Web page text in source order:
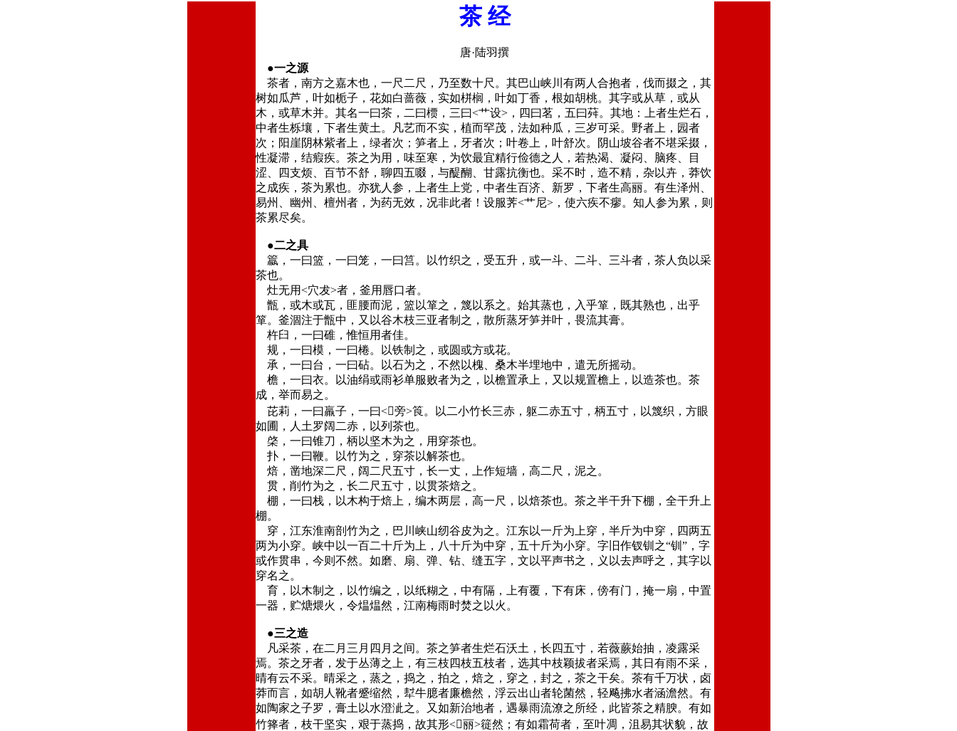
茶 经
唐·陆羽撰
●一之源
茶者，南方之嘉木也，一尺二尺，乃至数十尺。其巴山峡川有两人合抱者，伐而掇之，其
树如瓜芦，叶如栀子，花如白蔷薇，实如栟榈，叶如丁香，根如胡桃。其字或从草，或从
木，或草木并。其名一曰茶，二曰槚，三曰<艹设>，四曰茗，五曰荈。其地：上者生烂石，
中者生栎壤，下者生黄土。凡艺而不实，植而罕茂，法如种瓜，三岁可采。野者上，园者
次；阳崖阴林紫者上，绿者次；笋者上，牙者次；叶卷上，叶舒次。阴山坡谷者不堪采掇，
性凝滞，结瘕疾。茶之为用，味至寒，为饮最宜精行俭德之人，若热渴、凝闷、脑疼、目
涩、四支烦、百节不舒，聊四五啜，与醍醐、甘露抗衡也。采不时，造不精，杂以卉，莽饮
之成疾，茶为累也。亦犹人参，上者生上党，中者生百济、新罗，下者生高丽。有生泽州、
易州、幽州、檀州者，为药无效，况非此者！设服荠<艹尼>，使六疾不瘳。知人参为累，则
茶累尽矣。
●二之具
籝，一曰篮，一曰笼，一曰筥。以竹织之，受五升，或一斗、二斗、三斗者，茶人负以采
茶也。
灶无用<穴犮>者，釜用唇口者。
甑，或木或瓦，匪腰而泥，篮以箪之，篾以系之。始其蒸也，入乎箪，既其熟也，出乎
箪。釜涸注于甑中，又以谷木枝三亚者制之，散所蒸牙笋并叶，畏流其膏。
杵臼，一曰碓，惟恒用者佳。
规，一曰模，一曰棬。以铁制之，或圆或方或花。
承，一曰台，一曰砧。以石为之，不然以槐、桑木半埋地中，遣无所摇动。
檐，一曰衣。以油绢或雨衫单服败者为之，以檐置承上，又以规置檐上，以造茶也。茶
成，举而易之。
芘莉，一曰羸子，一曰<旁>筤。以二小竹长三赤，躯二赤五寸，柄五寸，以篾织，方眼
如圃，人土罗阔二赤，以列茶也。
棨，一曰锥刀，柄以坚木为之，用穿茶也。
扑，一曰鞭。以竹为之，穿茶以解茶也。
焙，凿地深二尺，阔二尺五寸，长一丈，上作短墙，高二尺，泥之。
贯，削竹为之，长二尺五寸，以贯茶焙之。
棚，一曰栈，以木构于焙上，编木两层，高一尺，以焙茶也。茶之半干升下棚，全干升上
棚。
穿，江东淮南剖竹为之，巴川峡山纫谷皮为之。江东以一斤为上穿，半斤为中穿，四两五
两为小穿。峡中以一百二十斤为上，八十斤为中穿，五十斤为小穿。字旧作钗钏之“钏”，字
或作贯串，今则不然。如磨、扇、弹、钻、缝五字，文以平声书之，义以去声呼之，其字以
穿名之。
育，以木制之，以竹编之，以纸糊之，中有隔，上有覆，下有床，傍有门，掩一扇，中置
一器，贮煻煨火，令煴煴然，江南梅雨时焚之以火。
●三之造
凡采茶，在二月三月四月之间。茶之笋者生烂石沃土，长四五寸，若薇蕨始抽，凌露采
焉。茶之牙者，发于丛薄之上，有三枝四枝五枝者，选其中枝颖拔者采焉，其日有雨不采，
晴有云不采。晴采之，蒸之，捣之，拍之，焙之，穿之，封之，茶之干矣。茶有千万状，卤
莽而言，如胡人靴者蹙缩然，犎牛臆者廉檐然，浮云出山者轮菌然，轻飚拂水者涵澹然。有
如陶家之子罗，膏土以水澄泚之。又如新治地者，遇暴雨流潦之所经，此皆茶之精腴。有如
竹箨者，枝干坚实，艰于蒸捣，故其形<丽>簁然；有如霜荷者，至叶凋，沮易其状貌，故